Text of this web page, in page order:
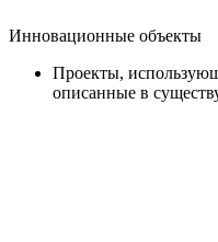
Инновационные объекты
Проекты,
описанные в